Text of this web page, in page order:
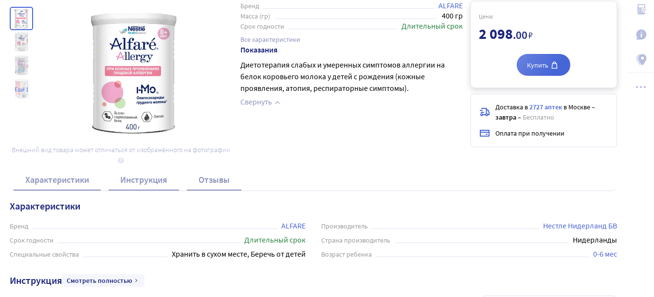
Ещё 1
Внешний вид товара может отличаться от изображённого на фотографии
Бренд ALFARE
Масса (гр) 400 гр
Срок годности Длительный срок
Все характеристики
Показания
Диетотерапия слабых и умеренных симптомов аллергии на
белок коровьего молока у детей с рождения (кожные
проявления, атопия, респираторные симптомы).
Свернуть
Цена:
2 098.00₽
Купить
Доставка в2727 аптек в Москве–
завтра– Бесплатно
Оплата при получении
Характеристики Инструкция Отзывы
Характеристики
Бренд ALFARE Производитель Нестле Нидерланд БВ
Срок годности Длительный срок Страна производитель Нидерланды
Специальные свойства Хранить в сухом месте, Беречь от детей Возраст ребенка 0-6 мес
Инструкция Смотреть полностью